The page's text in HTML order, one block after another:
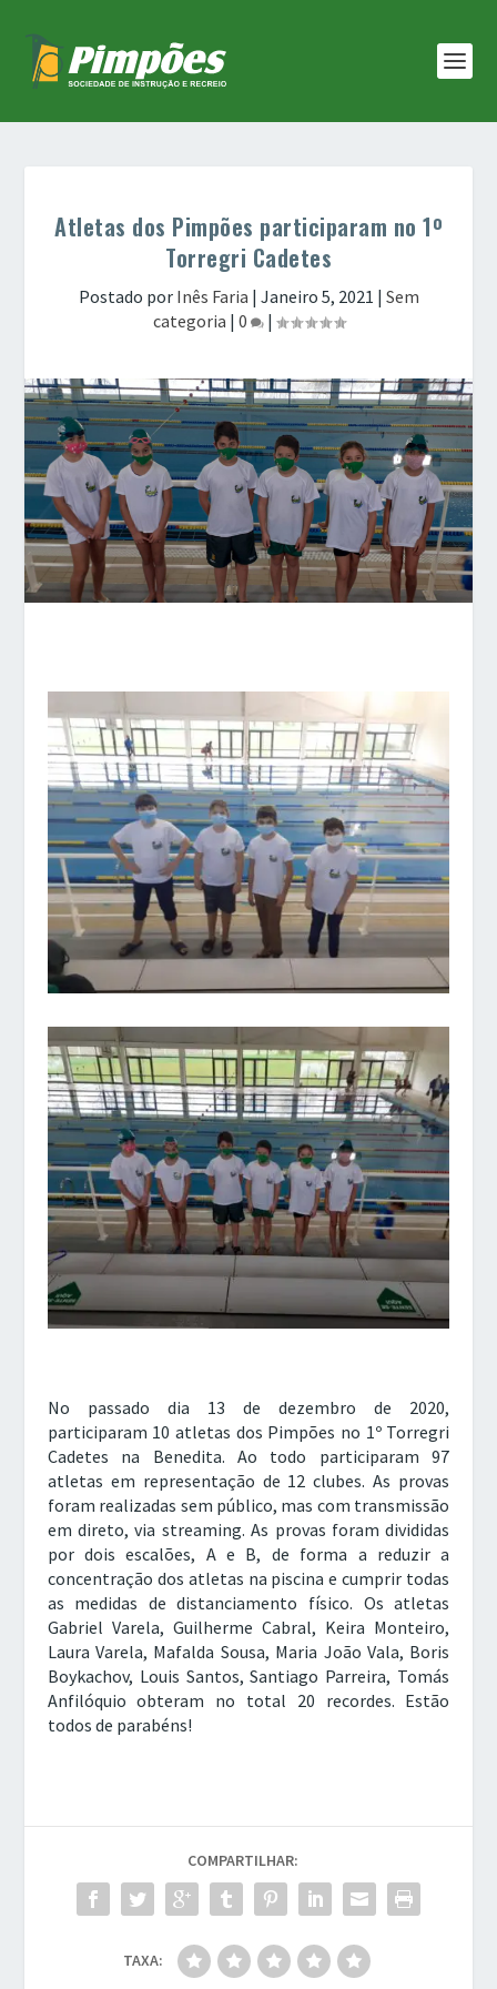
Atletas dos Pimpões participaram no 1º
Torregri Cadetes
Postado por Inês Faria | Janeiro 5, 2021 | Sem
categoria | 0 |
No passado dia 13 de dezembro de 2020,
participaram 10 atletas dos Pimpões no 1º Torregri
Cadetes na Benedita. Ao todo participaram 97
atletas em representação de 12 clubes. As provas
foram realizadas sem público, mas com transmissão
em direto, via streaming. As provas foram divididas
por dois escalões, A e B, de forma a reduzir a
concentração dos atletas na piscina e cumprir todas
as medidas de distanciamento físico. Os atletas
Gabriel Varela, Guilherme Cabral, Keira Monteiro,
Laura Varela, Mafalda Sousa, Maria João Vala, Boris
Boykachov, Louis Santos, Santiago Parreira, Tomás
Anfilóquio obteram no total 20 recordes. Estão
todos de parabéns!
COMPARTILHAR:
TAXA: